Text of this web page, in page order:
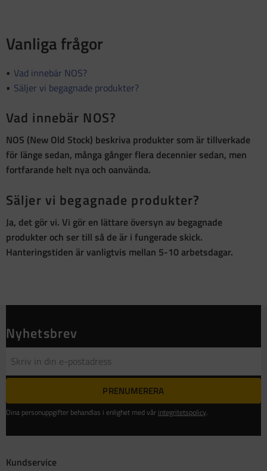
Vanliga frågor
Vad innebär NOS?
Säljer vi begagnade produkter?
Vad innebär NOS?
NOS (New Old Stock) beskriva produkter som ärtillverkade
för länge sedan, många gånger flera decennier sedan, men
fortfarande helt nya och oanvända.
Säljer vi begagnade produkter?
Ja, det gör vi. Vi gör en lättare översyn av begagnade
produkter och ser till så de är i fungerade skick.
Hanteringstiden är vanligtvis mellan 5-10 arbetsdagar.
Nyhetsbrev
PRENUMERERA
Dina personuppgifter behandlas i enlighet med vår integritetspolicy.
Kundservice